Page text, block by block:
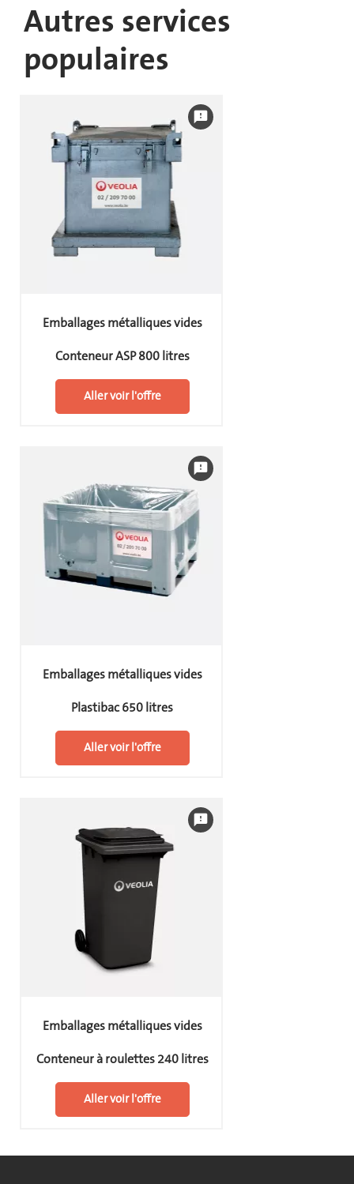
Autres services
populaires
feedback
Emballages métalliques vides
Conteneur ASP 800 litres
Aller voir l'offre
feedback
Emballages métalliques vides
Plastibac 650 litres
Aller voir l'offre
feedback
Emballages métalliques vides
Conteneur à roulettes 240 litres
Aller voir l'offre